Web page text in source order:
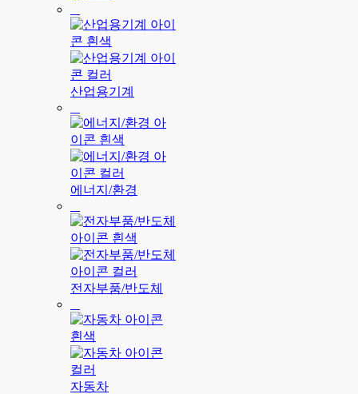
산업용기계
에너지/환경
전자부품/반도체
자동차